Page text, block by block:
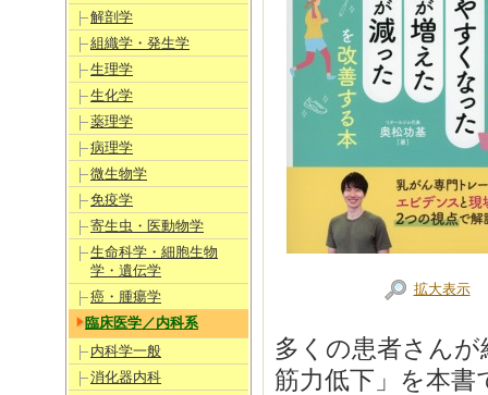
解剖学
組織学・発生学
生理学
生化学
薬理学
病理学
微生物学
免疫学
寄生虫・医動物学
生命科学・細胞生物
学・遺伝学
癌・腫瘍学
臨床医学／内科系
内科学一般
消化器内科
拡大表示
多くの患者さん
筋力低下」を本